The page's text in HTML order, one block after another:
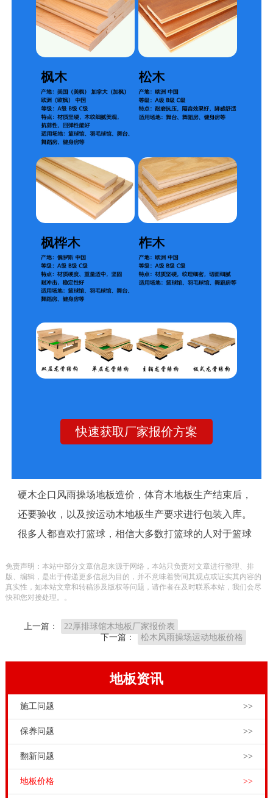
快速获取厂家报价方案
硬木企口风雨操场地板造价，体育木地板生产结束后，
还要验收，以及按运动木地板生产要求进行包装入库。
很多人都喜欢打篮球，相信大多数打篮球的人对于篮球
力要好于其他材料的地板，篮球场建设对实木运动地板
的质量特别重要，由于体育木地板生产厂家多的数不胜
应该根据自己篮球场馆的实际参数，来选购性价比较高
价，13716001635体育木地板采购，不要找中间商，也
己的品牌运动木地板厂家。现在体育运动木地板市场上
厂家众多，相比其他厂家，国产品牌体育运动木地板厂
原木基地，集研发、生产、销售、运输、安装、维护、
翻新、售后为一体，服务专业，性价比高。
免责声明：本站中部分文章信息来源于网络，本站只负责对文章进行整理、排
版、编辑，是出于传递更多信息为目的，并不意味着赞同其观点或证实其内容的
真实性，如本站文章和转稿涉及版权等问题，请作者在及时联系本站，我们会尽
快和您对接处理。。
上一篇：
22厚排球馆木地板厂家报价表
下一篇：
松木风雨操场运动地板价格
地板资讯
施工问题 >>
保养问题 >>
翻新问题 >>
地板价格 >>